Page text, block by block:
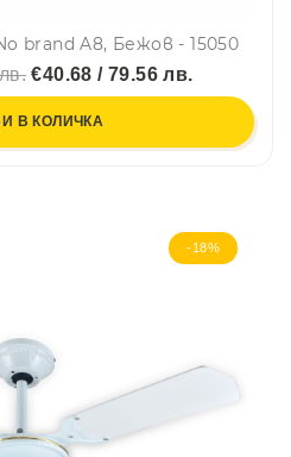
brand A8, Бежов - 15050
€40.68 / 79.56 лв.
В КОЛИЧКА
-18%